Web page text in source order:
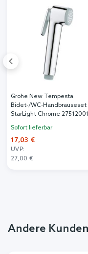
Grohe New Tempesta
Bidet-/WC-Handbrauseset
StarLight Chrome 27512001
Sofort lieferbar
17,03 €
UVP:
27,00 €
Andere